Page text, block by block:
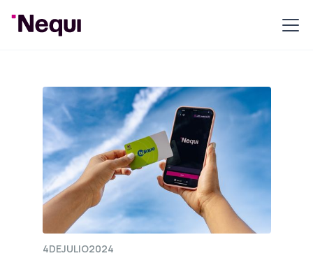
4DEJULIO2024